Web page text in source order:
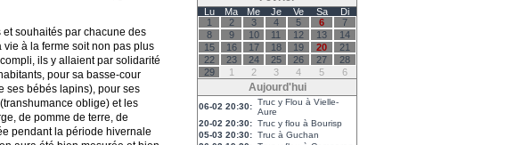
et souhaités par chacune des
à la ferme soit non pas plus
ils y allaient par solidarité
pour sa basse-cour
ses bébés lapins), pour ses
oblige) et les
de pomme de terre, de
pendant la période hivernale
Lu Ma Me Je Ve Sa
Di
1
2 3 4 5 6
7
8
9 10 11 12 13
14
15
16 17 18 19 20
21
22
23 24 25 26 27
28
29
1 2 3 4 5 6
Aujourd'hui
06-02 20:30: Truc y Flou à Vielle-
Aure
20-02 20:30: Truc y flou à Bourisp
05-03 20:30: Truc à Guchan